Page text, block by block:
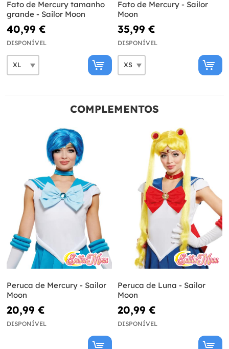
Fato de Mercury tamanho
grande - Sailor Moon
40,99 €
DISPONÍVEL
Fato de Mercury - Sailor
Moon
35,99 €
DISPONÍVEL
COMPLEMENTOS
Peruca de Mercury - Sailor
Moon
20,99 €
DISPONÍVEL
Peruca de Luna - Sailor
Moon
20,99 €
DISPONÍVEL